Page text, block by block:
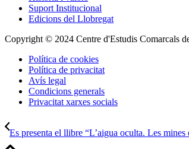
Suport Institucional
Edicions del Llobregat
Copyright © 2024 Centre d'Estudis Comarcals
Política de cookies
Política de privacitat
Avís legal
Condicions generals
Privacitat xarxes socials
Es presenta el llibre “L’aigua oculta. Les mines